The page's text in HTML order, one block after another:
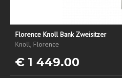
Florence Knoll Bank Zweisitzer
Knoll, Florence
€ 1 449.00